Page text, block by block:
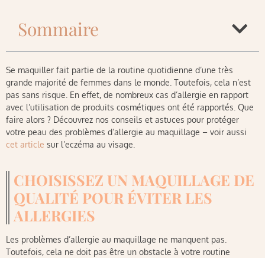
Sommaire
Se maquiller fait partie de la routine quotidienne d’une très
grande majorité de femmes dans le monde. Toutefois, cela n’est
pas sans risque. En effet, de nombreux cas d’allergie en rapport
avec l’utilisation de produits cosmétiques ont été rapportés. Que
faire alors ? Découvrez nos conseils et astuces pour protéger
votre peau des problèmes d’allergie au maquillage – voir aussi
cet article sur l’eczéma au visage.
CHOISISSEZ UN MAQUILLAGE DE
QUALITÉ POUR ÉVITER LES
ALLERGIES
Les problèmes d’allergie au maquillage ne manquent pas.
Toutefois, cela ne doit pas être un obstacle à votre routine